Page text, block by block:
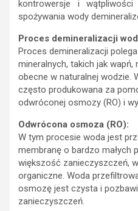
kontrowersje i wątpliwości
spożywania wody
Proces demineralizacji
Proces demineralizacji
mineralnych, takich jak
obecne w naturalnej wodzie.
często produkowana za
odwróconej osmozy (RO) i
Odwrócona osmoza (RO):
W tym procesie woda jest
membranę o bardzo małych
większość zanieczyszczeń,
organiczne. Woda
osmozę jest czysta i
zanieczyszczeń.